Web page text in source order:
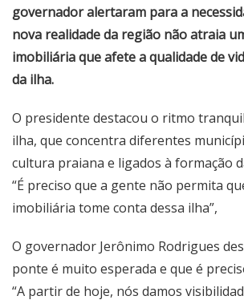
governador alertaram para a
nova realidade da região não atraia
imobiliária que afete a qualidade de
da ilha.
O presidente destacou o ritmo
ilha, que concentra diferentes
cultura praiana e ligados à formação
“É preciso que a gente não permita
imobiliária tome conta dessa ilha”,
O governador Jerônimo Rodrigues
ponte é muito esperada e que é
“A partir de hoje, nós damos